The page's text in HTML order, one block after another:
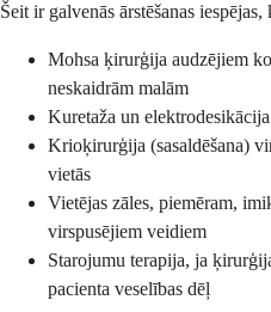
Šeit ir galvenās ārstēšanas
Mohsa ķirurģija audzējiem
neskaidrām malām
Kuretaža un
Krioķirurģija (sasaldēšana)
vietās
Vietējas zāles, piemēram,
virspusējiem veidiem
Starojumu terapija, ja
pacienta veselības dēļ